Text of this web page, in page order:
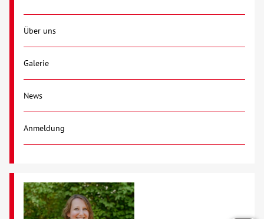
Über uns
Galerie
News
Anmeldung